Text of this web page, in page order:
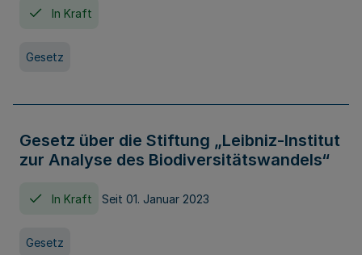
In Kraft
Gesetz
Gesetz über die Stiftung „Leibniz-Institut
zur Analyse des Biodiversitätswandels“
In Kraft Seit 01. Januar 2023
Gesetz